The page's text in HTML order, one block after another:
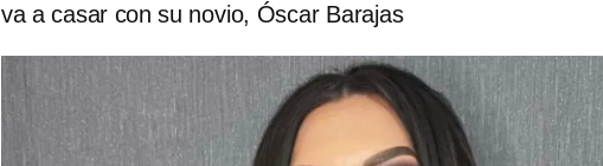
va a casar con su novio, Óscar Barajas